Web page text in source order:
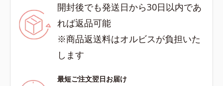
開封後でも発送日から30日以内であ
れば返品可能
※商品返送料はオルビスが負担いた
します
最短ご注文翌日お届け